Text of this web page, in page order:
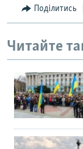
Поділитись
Читайте